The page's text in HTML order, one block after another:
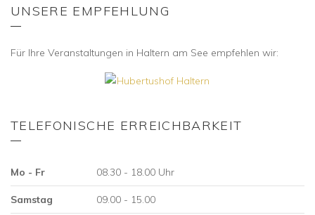
UNSERE EMPFEHLUNG
Für Ihre Veranstaltungen in Haltern am See empfehlen wir:
TELEFONISCHE ERREICHBARKEIT
Mo - Fr 08.30 - 18.00 Uhr
Samstag 09.00 - 15.00